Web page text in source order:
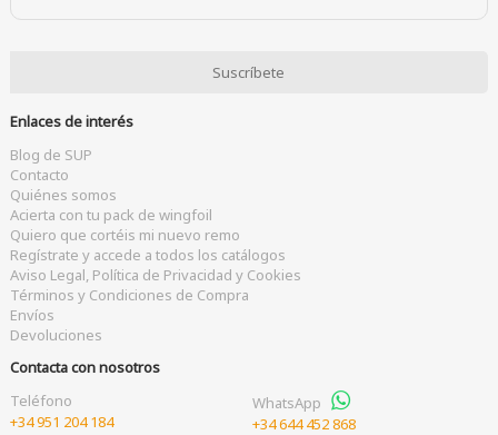
Enlaces de interés
Blog de SUP
Contacto
Quiénes somos
Acierta con tu pack de wingfoil
Quiero que cortéis mi nuevo remo
Regístrate y accede a todos los catálogos
Aviso Legal, Política de Privacidad y Cookies
Términos y Condiciones de Compra
Envíos
Devoluciones
Contacta con nosotros
Teléfono
+34 951 204 184
WhatsApp
+34 644 452 868